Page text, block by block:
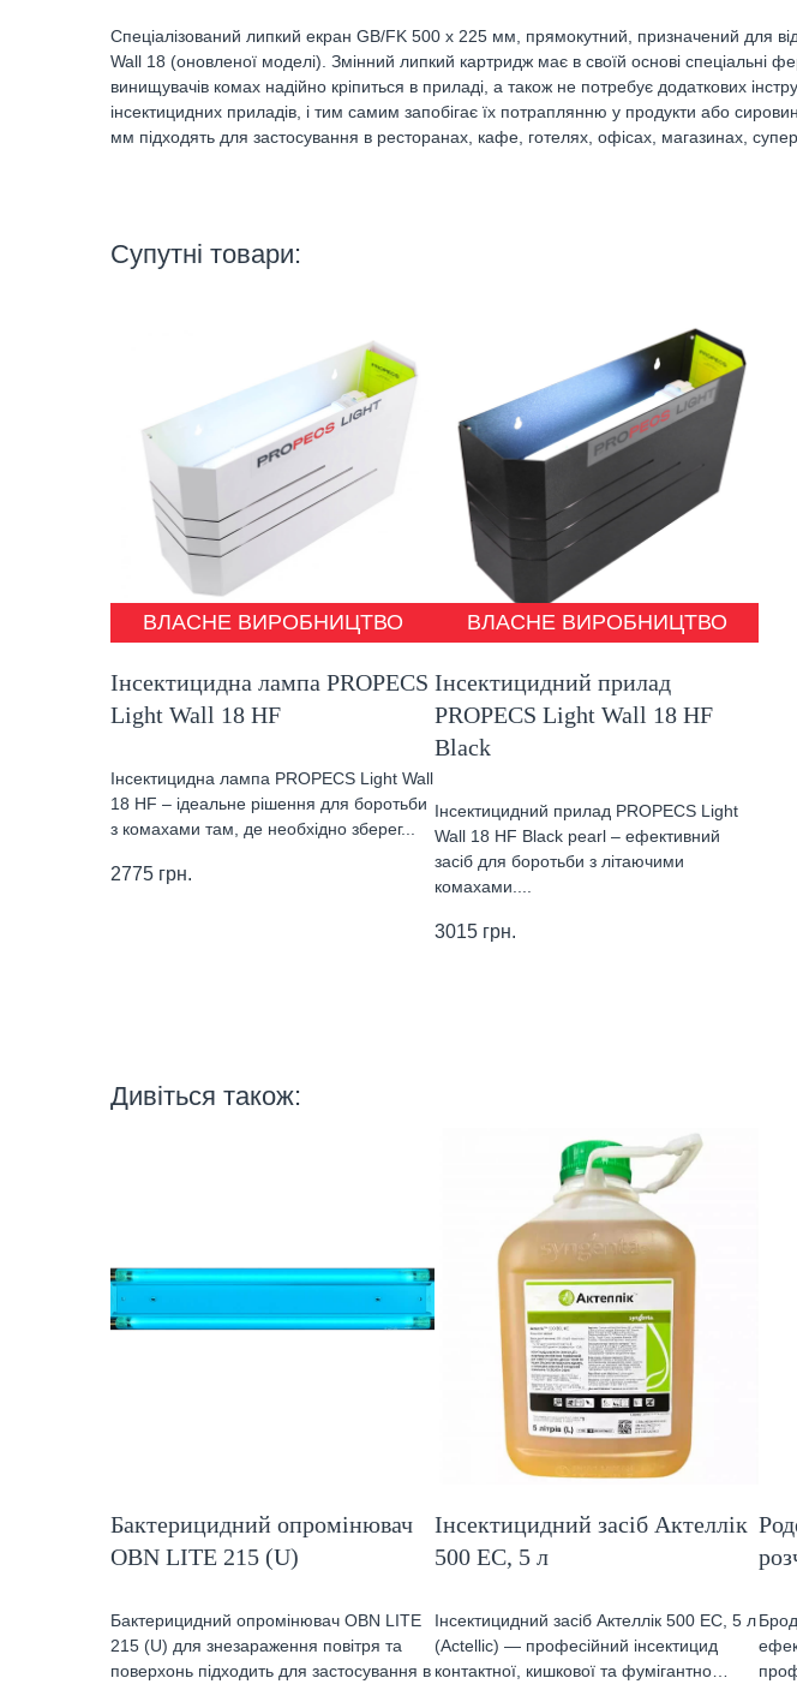
Спеціалізований липкий екран GB/FK 500 х 225 мм, прямокутний, призначений для
Wall 18 (оновленої моделі). Змінний липкий картридж має в своїй основі
винищувачів комах надійно кріпиться в приладі, а також не потребує додаткових
інсектицидних приладів, і тим самим запобігає їх потраплянню у продукти або
мм підходять для застосування в ресторанах, кафе, готелях, офісах, магазинах,
Супутні товари:
ВЛАСНЕ ВИРОБНИЦТВО
Інсектицидна лампа PROPECS
Light Wall 18 HF
Інсектицидна лампа PROPECS Light Wall
18 HF – ідеальне рішення для боротьби
з комахами там, де необхідно зберег...
2775 грн.
ВЛАСНЕ ВИРОБНИЦТВО
Інсектицидний прилад
PROPECS Light Wall 18 HF
Black
Інсектицидний прилад PROPECS Light
Wall 18 HF Black pearl – ефективний
засіб для боротьби з літаючими
комахами....
3015 грн.
Дивіться також:
Бактерицидний опромінювач
OBN LITE 215 (U)
Бактерицидний опромінювач OBN LITE
215 (U) для знезараження повітря та
поверхонь підходить для застосування в
Інсектицидний засіб Актеллік
500 ЕС, 5 л
Інсектицидний засіб Актеллік 500 ЕС, 5 л
(Actellic) — професійний інсектицид
контактної, кишкової та фумігантно…